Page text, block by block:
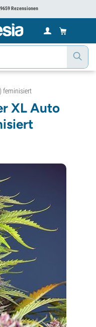
Rezensionen
feminisiert
XL Auto